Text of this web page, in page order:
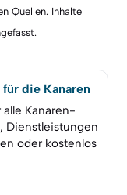
Quellen. Inhalte
die Kanaren
Kanaren-
Dienstleistungen
oder kostenlos